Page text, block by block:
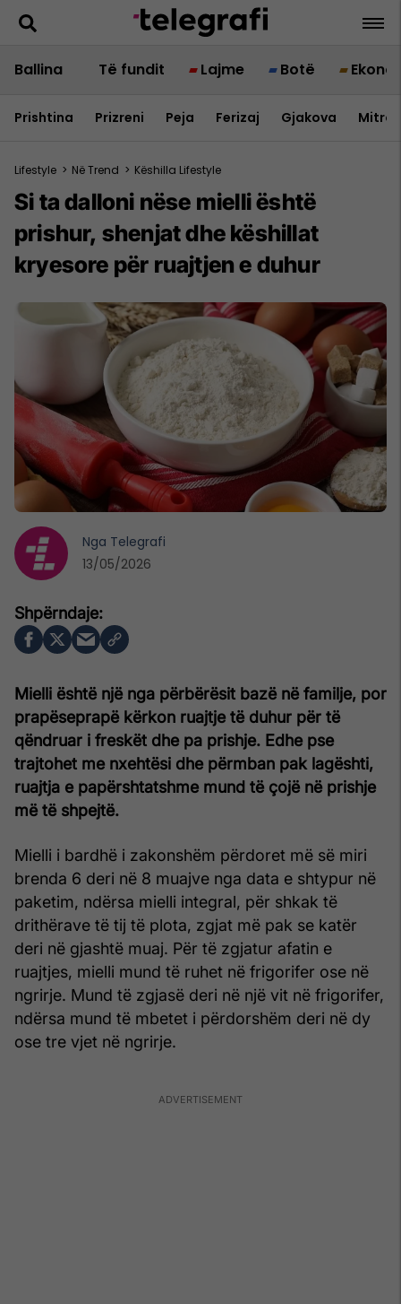
Ballina Të fundit Lajme Botë
Prishtina Prizreni Peja Ferizaj Gjakova
Lifestyle > Në Trend > Këshilla Lifestyle
Si ta dalloni nëse mielli është
prishur, shenjat dhe këshillat
kryesore për ruajtjen e duhur
Mielli është një nga përbërësit bazë në familje, por
prapëseprapë kërkon ruajtje të duhur për të
qëndruar i freskët dhe pa prishje. Edhe pse
trajtohet me nxehtësi dhe përmban pak lagështi,
ruajtja e papërshtatshme mund të çojë në prishje
më të shpejtë.
Mielli i bardhë i zakonshëm përdoret më së miri
brenda 6 deri në 8 muajve nga data e shtypur në
paketim, ndërsa mielli integral, për shkak të
drithërave të tij të plota, zgjat më pak se katër
deri në gjashtë muaj. Për të zgjatur afatin e
ruajtjes, mielli mund të ruhet në frigorifer ose në
ngrirje. Mund të zgjasë deri në një vit në frigorifer,
ndërsa mund të mbetet i përdorshëm deri në dy
ose tre vjet në ngrirje.
Nga Telegrafi
13/05/2026